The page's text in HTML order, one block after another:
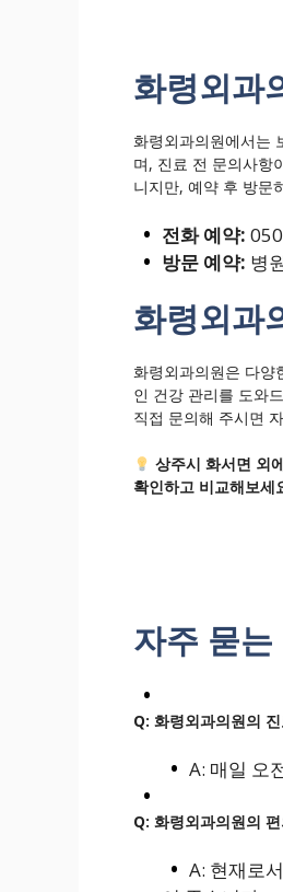
화령외과
화령외과의원에서는
며, 진료 전 문의사항
니지만, 예약 후 방문
전화 예약:
방문 예약: 병
화령외과
화령외과의원은 다양
인 건강 관리를 도와
직접 문의해 주시면
상주시 화서면 외
확인하고 비교해보세
자주 묻
Q: 화령외과의원의
A: 매일 오
Q: 화령외과의원의
A: 현재로